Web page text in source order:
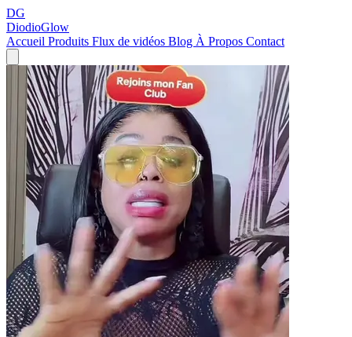
DG
DiodioGlow
Accueil Produits Flux de vidéos Blog À Propos Contact